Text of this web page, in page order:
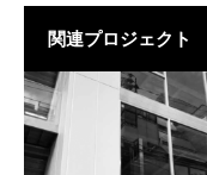
関連プロジェクト